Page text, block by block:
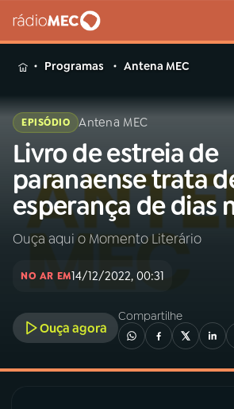
MENU
Buscar
na
Rádio
MEC
Buscar
Início
02A RÁDIO
Programas Antena MEC
EPISÓDIO Antena MEC
Livro de estreia de
paranaense trata
esperança de dias
Ouça aqui o Momento Literário
NO AR EM14/12/2022, 00:31
Ouça agora
Compartilhe